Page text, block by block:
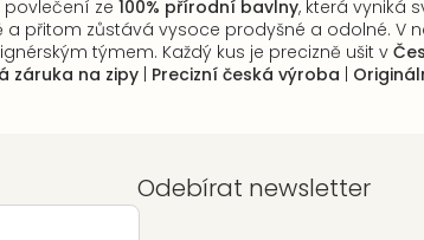
ze 100% přírodní bavlny, která vyniká
přitom zůstává vysoce prodyšné a odolné. V
týmem. Každý kus je precizně ušit v
záruka na zipy Precizní česká výroba
Odebírat newsletter